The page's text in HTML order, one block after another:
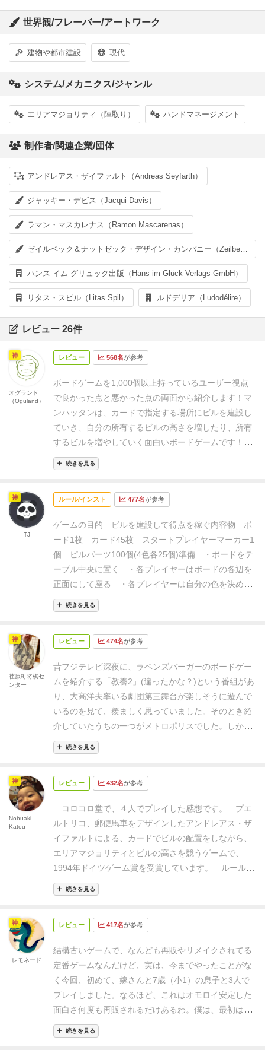
世界観/フレーバー/アートワーク
建物や都市建設 現代
システム/メカニクス/ジャンル
エリアマジョリティ（陣取り） ハンドマネージメント
制作者/関連企業/団体
アンドレアス・ザイファルト（Andreas Seyfarth）
ジャッキー・デビス（Jacqui Davis）
ラマン・マスカレナス（Ramon Mascarenas）
ゼイルベック＆ナットゼック・デザイン・カンパニー（Zeilbeck & Natzeck Design Company）
ハンス イム グリュック出版（Hans im Glück Verlags-GmbH）
リタス・スピル（Litas Spil） ルドデリア（Ludodélire）
レビュー 26件
レビュー 568名が参考
ボードゲームを1,000個以上持っているユーザー視点
で良かった点と悪かった点の両面から紹介します！ マ
ンハッタンは、カードで指定する場所にビルを建設し
ていき、自分の所有するビルの高さを増したり、所有
するビルを増やしていく面白いボードゲームです！ ビ
ルがどんどん建っていく様は楽しいです。また、どう
しても世界一高いビルのオーナーになりたくなったり
多い方が有利なので、各都市でも一番高いビルの人に
ビルを置くための建設カードの入手が完全に運なの
で、ここの部分をよしとするか、気になるかで評価が
分かれるかと思います・・・
好き度（Like）
▶4pt.≪★★★★≫
おすすめ度（Recommended）
▶4pt.≪★★★★≫
子どもと度（With kids）
▶2pt.≪★★≫
続きを見る
神
オグランド
（Oguland）
ルール/インスト 477名が参考
ゲームの目的 ビルを建設して得点を稼ぐ内容物 ボ
ード1枚 カード45枚 スタートプレイヤーマーカー1
個 ピルパーツ100個(4色各25個)準備 ・ボードをテ
ーブル中央に置く
・各プレイヤーはボードの各辺を
正面にして座る
・各プレイヤーは自分の色を決めて
ビルパーツ25個を受け取り、
表の下に置く
適当な方法でスタートプレイヤーを決めて、スタート
開始時、スタートプレイヤーから順に、このラウンド
で建設するビル6個を選ぶ自分の手番になったら、
手札から1枚を出して、好きな都市のカードに書か
れている場所にビルを建設する カードは自分から見
て向きが正しくなるように置く
その後、 山札から1
枚補充して手番終了になる
カーを左隣に渡す建設のルール
がある場合、その上に重ねて置くことができる
のプレイヤーのビルパーツがある場合、ビルパーツを
重ねた後で、自分の色のビルがそのビルで同数以
上の階層を占めている状態になるなら、その上に置く
ことができる ・最上階のプレイヤーがビルを所有し
ている状態になる得点計算ラウンドごとに得点計算
を行う・最も高いビルを所有しているプレイヤーは
3点を獲得(複数の場合0点)
点)・所有しているビル1個につき1点を獲得
いプレイヤーの勝ちになる 同点の場合、最も高いビ
ルを所有しているプレイヤー
続きを見る
神
TJ
レビュー 474名が参考
昔フジテレビ深夜に、ラベンズバーガーのボードゲー
ムを紹介する「教養2」(違ったかな？)という番組があ
り、大高洋夫率いる劇団第三舞台が楽しそうに遊んで
いるのを見て、羨ましく思っていました。そのとき紹
介していたうちの一つがメトロポリスでした。しかし
メトロポリスは、当時大きな店舗の代表だった奥野カ
ルタ店や原宿キディランドにも置いてなく、結局手に
ったのですが…その後月日が流れて、私の脳内ではメ
前も盤面も似ていたせいでしょう。さて、縁の無かっ
たメトロポリスはともかく、このマンハッタンです
が、区画カードを出してビルカプセルを積んでいき、
超高層ビルを建てます。まさに攻防戦で、一つのビル
を高くしていくか、摩天楼のように多角的経営に出る
か、戦略が分かれるところです。一度熱くなって38階
たです…新版はビルが透明カラーになり、窓際のテー
ブルで夕方ゲームを始めると、夕陽の光が通り、とて
も美しいです。 一昔前のゲームなので、深みはないか
もしれませんが、単調な乱打戦に変化を与えるのが、
「ホビット庄」など、聞き慣れない言葉の特殊カード
です。これにより、得点へのアプローチが増えまし
た。 旧版は流石にルールもデザインももう一つなの
で、遊ぶのなら、この新版ですね。
は、メトロポリスの他に、スコットランドヤード、う
続きを見る
神
荏原町将棋セ
ンター
レビュー 432名が参考
コロコロ堂で、４人でプレイした感想です。
プエ
ルトリコ、郵便馬車をデザインしたアンドレアス・ザ
イファルトによる、カードでビルの配置をしながら、
エリアマジョリティとビルの高さを競うゲームで、
1994年ドイツゲーム賞を受賞しています。
ルール
は、ルール説明とプレイの様子が分かるマーマンチャ
ンネルの動画が、一番分かりやすいと思いますので、
て、４人でプレイした感想ですが、各ラウンドの始め
性が現れていて興味深かったです。
先行逃げ切り型
や、大まくり型、中盤当たりから場をコントロールし
ようしたり、各プレイヤーの考え方がプレイに反映さ
れ、それを読みながらどこにビルを配置していくのか
手札と相談していきます。今回のプレイでは、先行
逃げ切り型と大まくり型が両方とも５２点で同点１位
続きを見る
神
Nobuaki
Katou
レビュー 417名が参考
結構古いゲームで、なんども再販やリメイクされてる
定番ゲームなんだけど、 実は、今までやったことがな
く 今回、初めて、嫁さんと7歳（小1）の息子と3人で
プレイしました。 なるほど、これはオモロイ安定した
面白さ何度も再販されるだけあるわ。 僕は、最初はあ
んま、みんなとかぶらない所に置こうと
建てていたのに
続きを見る
神
レモネード